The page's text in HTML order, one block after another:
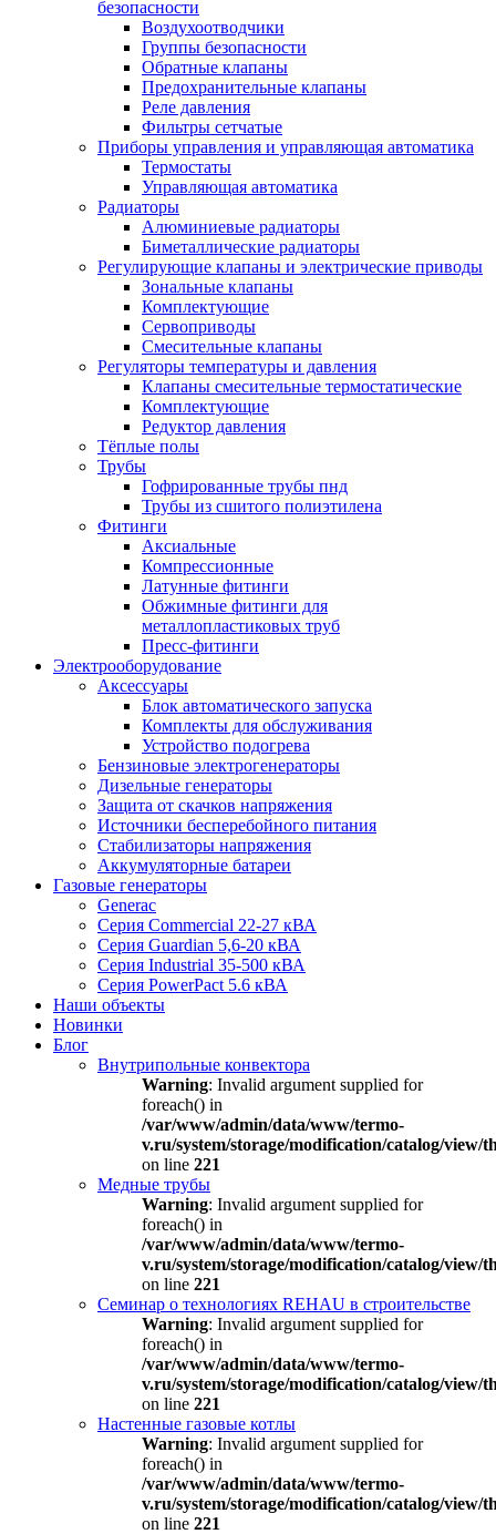
безопасности
Воздухоотводчики
Группы безопасности
Обратные клапаны
Предохранительные клапаны
Реле давления
Фильтры сетчатые
Приборы управления и управляющая автоматика
Термостаты
Управляющая автоматика
Радиаторы
Алюминиевые радиаторы
Биметаллические радиаторы
Регулирующие клапаны и электрические приводы
Зональные клапаны
Комплектующие
Сервоприводы
Смесительные клапаны
Регуляторы температуры и давления
Клапаны смесительные термостатические
Комплектующие
Редуктор давления
Тёплые полы
Трубы
Гофрированные трубы пнд
Трубы из сшитого полиэтилена
Фитинги
Аксиальные
Компрессионные
Латунные фитинги
Обжимные фитинги для
металлопластиковых труб
Пресс-фитинги
Электрооборудование
Аксессуары
Блок автоматического запуска
Комплекты для обслуживания
Устройство подогрева
Бензиновые электрогенераторы
Дизельные генераторы
Защита от скачков напряжения
Источники бесперебойного питания
Стабилизаторы напряжения
Аккумуляторные батареи
Газовые генераторы
Generac
Серия Commercial 22-27 кВА
Серия Guardian 5,6-20 кВА
Серия Industrial 35-500 кВА
Серия PowerPact 5.6 кВА
Наши объекты
Новинки
Блог
Внутрипольные конвектора
Warning: Invalid argument supplied for
foreach() in
/var/www/admin/data/www/termo-
v.ru/system/storage/modification/catalog/view/
on line 221
Медные трубы
Warning: Invalid argument supplied for
foreach() in
/var/www/admin/data/www/termo-
v.ru/system/storage/modification/catalog/view/
on line 221
Семинар о технологиях REHAU в строительстве
Warning: Invalid argument supplied for
foreach() in
/var/www/admin/data/www/termo-
v.ru/system/storage/modification/catalog/view/
on line 221
Настенные газовые котлы
Warning: Invalid argument supplied for
foreach() in
/var/www/admin/data/www/termo-
v.ru/system/storage/modification/catalog/view/
on line 221